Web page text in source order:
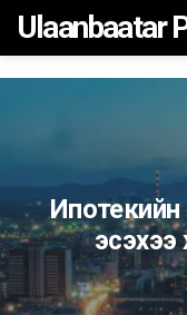
Ulaanbaatar
Ипотекийн
эсэхээ